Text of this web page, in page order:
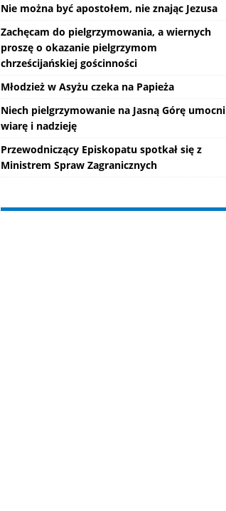
Nie można być apostołem, nie znając Jezusa
Zachęcam do pielgrzymowania, a wiernych
proszę o okazanie pielgrzymom
chrześcijańskiej gościnności
Młodzież w Asyżu czeka na Papieża
Niech pielgrzymowanie na Jasną Górę umocni
wiarę i nadzieję
Przewodniczący Episkopatu spotkał się z
Ministrem Spraw Zagranicznych